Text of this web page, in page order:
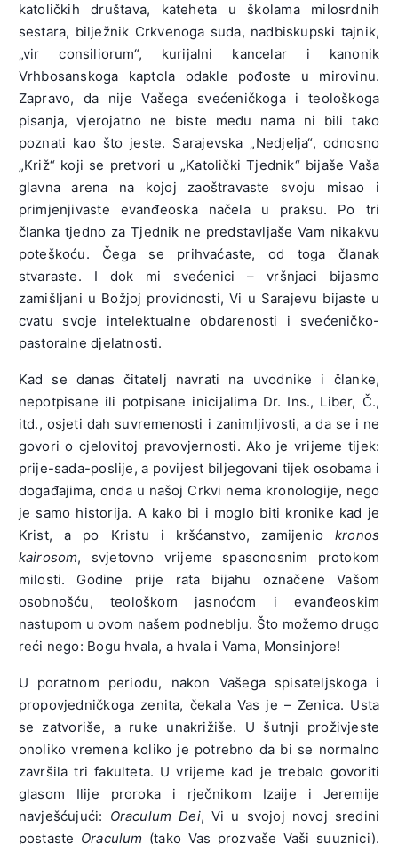
katoličkih društava, kateheta u školama milosrdnih
sestara, bilježnik Crkvenoga suda, nadbiskupski tajnik,
„vir consiliorum“, kurijalni kancelar i ka­nonik
Vrhbosanskoga kaptola odakle pođoste u mirovinu.
Zapravo, da nije Vašega svećeničkoga i teološkoga
pisanja, vjerojatno ne biste među nama ni bili tako
poznati kao što jeste. Sarajevska „Nedjelja“, odnos­no
„Križ“ koji se pretvori u „Katolički Tjednik“ bijaše Vaša
glavna arena na kojoj zaoštravaste svoju misao i
primjenjivaste evanđeoska načela u praksu. Po tri
članka tjedno za Tjednik ne predstavljaše Vam ni­kakvu
poteškoću. Čega se prihvaćaste, od toga članak
stvaraste. I dok mi svećenici – vršnjaci bijasmo
zamišljani u Božjoj providnosti, Vi u Sarajevu bijaste u
cvatu svoje intelektualne obdarenosti i svećeničko-
pastoralne djelatnosti.
Kad se danas čitatelj navrati na uvodnike i članke,
nepotpisane ili potpisane inicijalima Dr. Ins., Liber, Č.,
itd., osjeti dah suvremenosti i zanimljivosti, a da se i ne
govori o cjelovitoj pravovjernosti. Ako je vrijeme tijek:
prije-sada-poslije, a povijest biljegovani tijek osobama i
događajima, onda u našoj Crkvi nema kronologije, nego
je samo historija. A kako bi i moglo biti kronike kad je
Krist, a po Kristu i kršćanstvo, zamijenio kronos
kairosom, svjetovno vrijeme spasonos­nim protokom
milosti. Godine prije rata bijahu označene Vašom
osobnošću, teološkom jasnoćom i evanđeoskim
nastupom u ovom našem podneblju. Što možemo drugo
reći nego: Bogu hvala, a hvala i Vama, Monsinjore!
U poratnom periodu, nakon Vašega spisateljskoga i
propovjedničkoga zenita, čekala Vas je – Zenica. Usta
se zatvoriše, a ruke unakrižiše. U šutnji proživjeste
onoliko vremena koliko je potrebno da bi se nor­malno
završila tri fakulteta. U vrijeme kad je trebalo govoriti
glasom Ilije proroka i rječnikom Izaije i Jeremije
navješćujući: Oraculum Dei, Vi u svojoj novoj sredini
postaste Oraculum (tako Vas prozvaše Vaši suuznici).